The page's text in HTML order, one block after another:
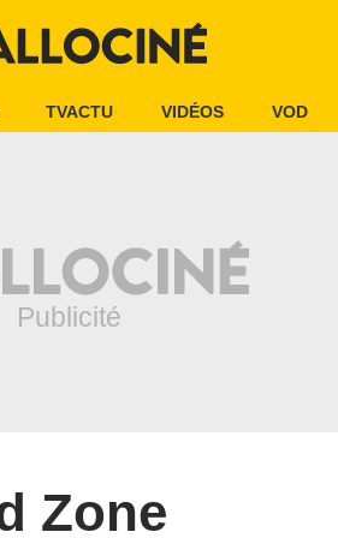
TVACTU VIDÉOS VOD
Zone